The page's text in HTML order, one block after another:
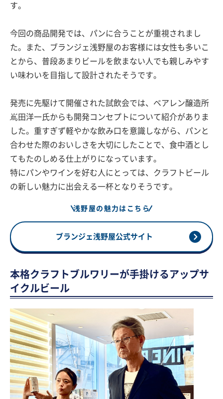
す。
今回の商品開発では、パンに合うことが重視されまし
た。また、ブランジェ浅野屋のお客様には女性も多いこ
とから、普段あまりビールを飲まない人でも親しみやす
い味わいを目指して設計されたそうです。
発売に先駆けて開催された試飲会では、ベアレン醸造所
嶌田洋一氏からも開発コンセプトについて紹介がありま
した。重すぎず軽やかな飲み口を意識しながら、パンと
合わせた際のおいしさを大切にしたことで、食中酒とし
てもたのしめる仕上がりになっています。
特にパンやワインを好む人にとっては、クラフトビール
の新しい魅力に出会える一杯となりそうです。
浅野屋の魅力はこちら
ブランジェ浅野屋公式サイト
本格クラフトブルワリーが手掛けるアップサ
イクルビール